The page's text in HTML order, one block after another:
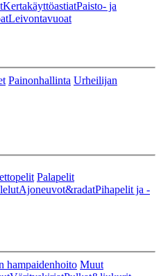
KertakäyttöastiatPaisto- ja
Leivontavuoat
Painonhallinta Urheilijan
Palapelit
Ajoneuvot&radatPihapelit ja -
hampaidenhoito Muut